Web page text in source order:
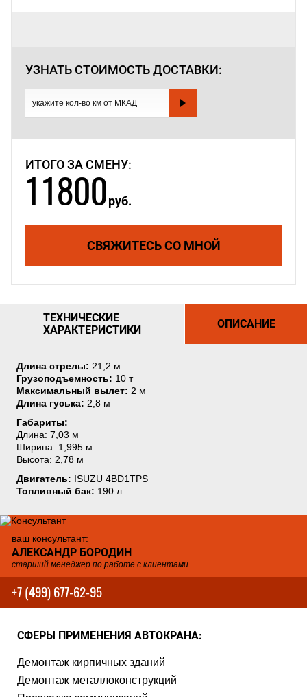
УЗНАТЬ СТОИМОСТЬДОСТАВКИ:
ИТОГО ЗА СМЕНУ:
11800руб.
СВЯЖИТЕСЬ СО МНОЙ
ТЕХНИЧЕСКИЕ
ХАРАКТЕРИСТИКИ
ОПИСАНИЕ
Длина стрелы: 21,2 м
Грузоподъемность: 10 т
Максимальный вылет: 2 м
Длина гуська: 2,8 м
Габариты:
Длина: 7,03 м
Ширина: 1,995 м
Высота: 2,78 м
Двигатель: ISUZU 4BD1TPS
Топливный бак: 190 л
ваш консультант:
АЛЕКСАНДР БОРОДИН
старший менеджер по работе с клиентами
+7 (499) 677-62-95
СФЕРЫ ПРИМЕНЕНИЯ АВТОКРАНА:
Демонтаж кирпичных зданий
Демонтаж металлоконструкций